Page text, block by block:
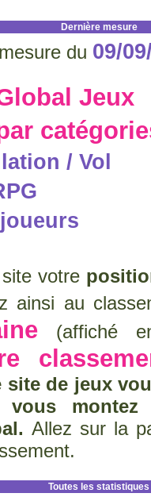
Dernière mesure
mesure du 09/
Jeux
/ Vol
votre
ainsi au
(affiché
site de jeux
vous
Allez sur la
Toutes les statistiques